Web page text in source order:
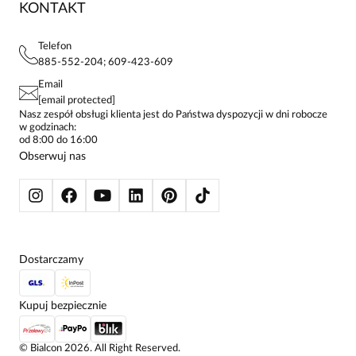
MAPA WITRYNY
KONTAKTY
FAQ
POLITYKA PRYWATNOŚCI
STREFA STAŁEGO KLIENTA
KOSZULE DAMSKIE
SPODNIE DAMSKIE
ŻAKIETY I MARYNARKI
SWETRY
BLUZY
KONTAKT
Telefon
885-552-204; 609-423-609
Email
[email protected]
Nasz zespół obsługi klienta jest do Państwa dyspozycji w dni robocze
w godzinach:
od 8:00 do 16:00
Obserwuj nas
© Bialcon 2026. All Right Reserved.
Dostarczamy
Kupuj bezpiecznie